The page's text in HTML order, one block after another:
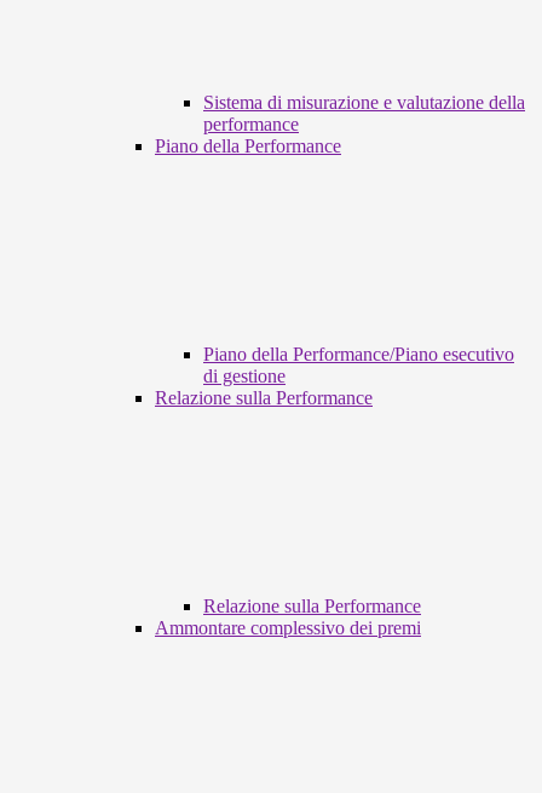
Sistema di misurazione e valutazione della
performance
Piano della Performance
Piano della Performance/Piano esecutivo
di gestione
Relazione sulla Performance
Relazione sulla Performance
Ammontare complessivo dei premi